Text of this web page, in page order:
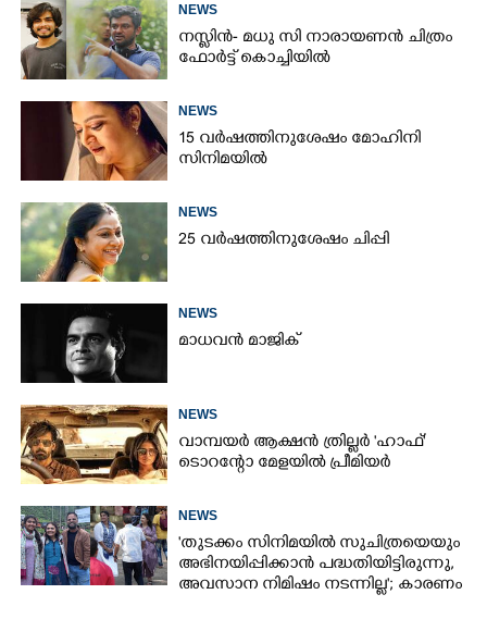
NEWS
നസ്ലിൻ- മധു സി നാരായണൻ ചിത്രം
ഫോർട്ട് കൊച്ചിയിൽ
NEWS
15 വർഷത്തിനുശേഷം മോഹിനി
സിനിമയിൽ
NEWS
25 വർഷത്തിനുശേഷം ചിപ്പി
NEWS
മാധവൻ മാജിക്
NEWS
വാമ്പയർ ആക്ഷൻ ത്രില്ലർ 'ഹാഫ്'
ടൊറന്റോ മേളയിൽ പ്രീമിയർ
NEWS
'തുടക്കം സിനിമയിൽ സുചിത്രയെയും
അഭിനയിപ്പിക്കാൻ പദ്ധതിയിട്ടിരുന്നു,​
അവസാന നിമിഷം നടന്നില്ല'; കാരണം